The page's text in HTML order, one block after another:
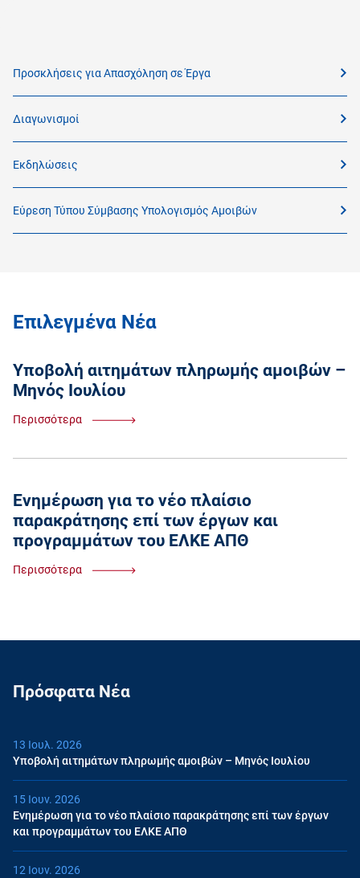
Προσκλήσεις για Απασχόληση σε Έργα
Διαγωνισμοί
Εκδηλώσεις
Εύρεση Τύπου Σύμβασης Υπολογισμός Αμοιβών
Επιλεγμένα Νέα
Υποβολή αιτημάτων πληρωμής αμοιβών –
Μηνός Ιουλίου
Περισσότερα
Ενημέρωση για το νέο πλαίσιο
παρακράτησης επί των έργων και
προγραμμάτων του ΕΛΚΕ ΑΠΘ
Περισσότερα
Πρόσφατα Νέα
13 Ιουλ. 2026
Υποβολή αιτημάτων πληρωμής αμοιβών – Μηνός Ιουλίου
15 Ιουν. 2026
Ενημέρωση για το νέο πλαίσιο παρακράτησης επί των έργων
και προγραμμάτων του ΕΛΚΕ ΑΠΘ
12 Ιουν. 2026